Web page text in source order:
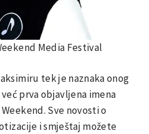
Media Festival
tek je naznaka onog
prva objavljena imena
Sve novosti o
i smještaj možete